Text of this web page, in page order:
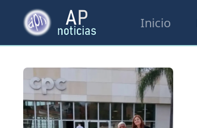
Inicio